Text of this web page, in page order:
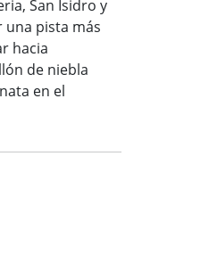
San Isidro y
una pista más
hacia
de niebla
en el